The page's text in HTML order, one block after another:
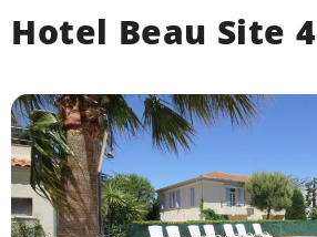
Hotel Beau Site 4